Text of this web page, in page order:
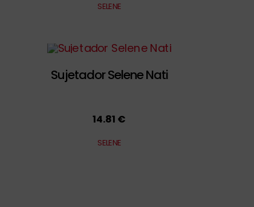
SELENE
Sujetador Selene Nati
14.81 €
SELENE